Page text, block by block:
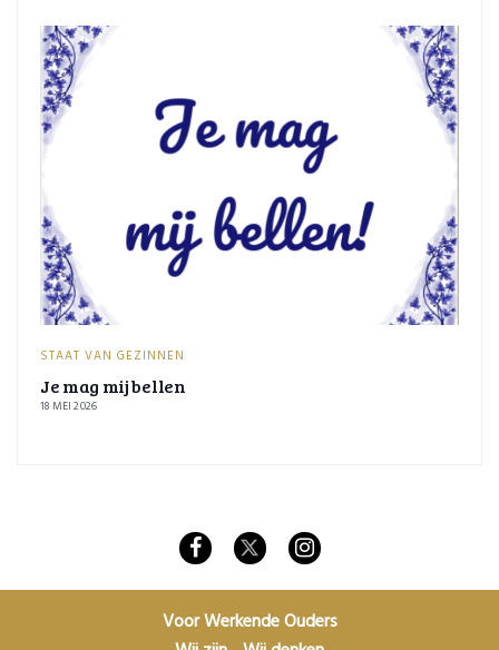
STAAT VAN GEZINNEN
Je mag mij bellen
18 MEI 2026
Voor Werkende Ouders